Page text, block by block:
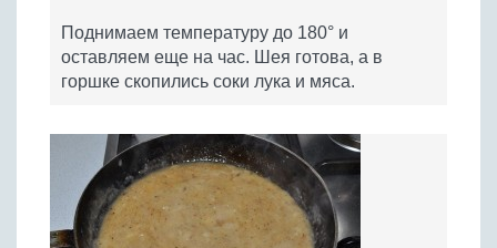
Поднимаем температуру до 180° и
оставляем еще на час. Шея готова, а в
горшке скопились соки лука и мяса.